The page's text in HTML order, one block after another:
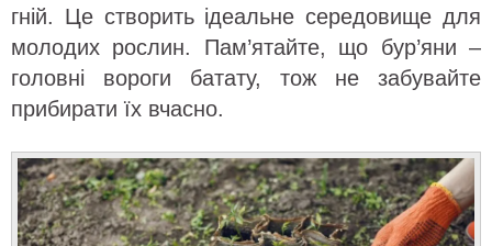
гній. Це створить ідеальне середовище для
молодих рослин. Пам’ятайте, що бур’яни –
головні вороги батату, тож не забувайте
прибирати їх вчасно.